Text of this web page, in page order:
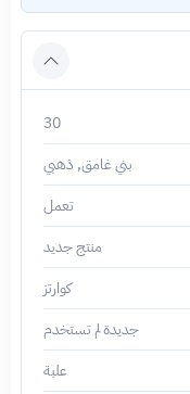
30
بني غامق, ذهبي
تعمل
منتج جديد
كوارتز
جديدة لم تستخدم
علبة